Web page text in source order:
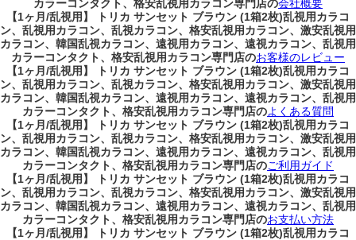
カラーコンタクト、格安乱視用カラコン専門店の会社概要
【1ヶ月/乱視用】 トリカ サンセット ブラウン (1箱2枚)乱視用カラコ
ン、 乱視用カラコン、乱視カラコン、格安乱視用カラコン、激安乱視用
カラコン、韓国乱視カラコン、遠視用カラコン、遠視カラコン、乱視用
カラーコンタクト、格安乱視用カラコン専門店のお客様のレビュー
【1ヶ月/乱視用】 トリカ サンセット ブラウン (1箱2枚)乱視用カラコ
ン、 乱視用カラコン、乱視カラコン、格安乱視用カラコン、激安乱視用
カラコン、韓国乱視カラコン、遠視用カラコン、遠視カラコン、乱視用
カラーコンタクト、格安乱視用カラコン専門店のよくある質問
【1ヶ月/乱視用】 トリカ サンセット ブラウン (1箱2枚)乱視用カラコ
ン、 乱視用カラコン、乱視カラコン、格安乱視用カラコン、激安乱視用
カラコン、韓国乱視カラコン、遠視用カラコン、遠視カラコン、乱視用
カラーコンタクト、格安乱視用カラコン専門店のご利用ガイド
【1ヶ月/乱視用】 トリカ サンセット ブラウン (1箱2枚)乱視用カラコ
ン、 乱視用カラコン、乱視カラコン、格安乱視用カラコン、激安乱視用
カラコン、韓国乱視カラコン、遠視用カラコン、遠視カラコン、乱視用
カラーコンタクト、格安乱視用カラコン専門店のお支払い方法
【1ヶ月/乱視用】 トリカ サンセット ブラウン (1箱2枚)乱視用カラコ